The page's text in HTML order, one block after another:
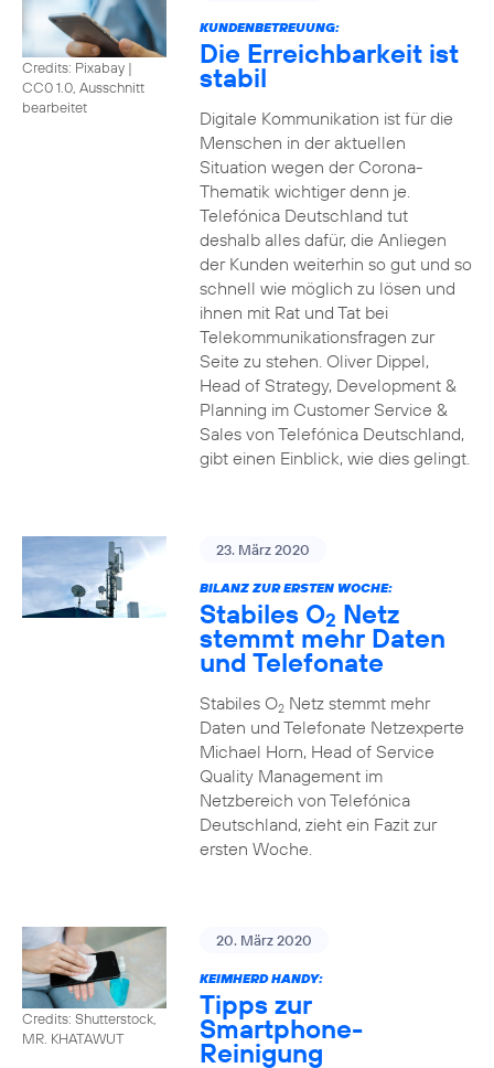
Credits: Pixabay |
CC0 1.0, Ausschnitt
bearbeitet
KUNDENBETREUUNG:
Die Erreichbarkeit ist
stabil
Digitale Kommunikation ist für die
Menschen in der aktuellen
Situation wegen der Corona-
Thematik wichtiger denn je.
Telefónica Deutschland tut
deshalb alles dafür, die Anliegen
der Kunden weiterhin so gut und so
schnell wie möglich zu lösen und
ihnen mit Rat und Tat bei
Telekommunikationsfragen zur
Seite zu stehen. Oliver Dippel,
Head of Strategy, Development &
Planning im Customer Service &
Sales von Telefónica Deutschland,
gibt einen Einblick, wie dies gelingt.
23. März 2020
BILANZ ZUR ERSTEN WOCHE:
Stabiles O2 Netz
stemmt mehr Daten
und Telefonate
Stabiles O2Netz stemmt mehr
Daten und Telefonate Netzexperte
Michael Horn, Head of Service
Quality Management im
Netzbereich von Telefónica
Deutschland, zieht ein Fazit zur
ersten Woche.
Credits: Shutterstock,
MR. KHATAWUT
20. März 2020
KEIMHERD HANDY:
Tipps zur
Smartphone-
Reinigung